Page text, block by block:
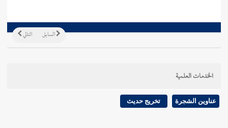
التالي السابق
الخدمات العلمية
عناوين الشجرة تخريج حديث